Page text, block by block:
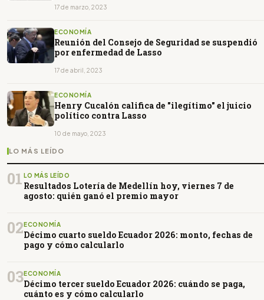
17 de marzo, 2023
ECONOMÍA
Reunión del Consejo de Seguridad se suspendió
por enfermedad de Lasso
17 de abril, 2023
ECONOMÍA
Henry Cucalón califica de "ilegítimo" el juicio
político contra Lasso
10 de mayo, 2023
LO MÁS LEÍDO
01 LO MÁS LEÍDO
Resultados Lotería de Medellín hoy, viernes 7 de
agosto: quién ganó el premio mayor
02ECONOMÍA
Décimo cuarto sueldo Ecuador 2026: monto, fechas de
pago y cómo calcularlo
03ECONOMÍA
Décimo tercer sueldo Ecuador 2026: cuándo se paga,
cuánto es y cómo calcularlo